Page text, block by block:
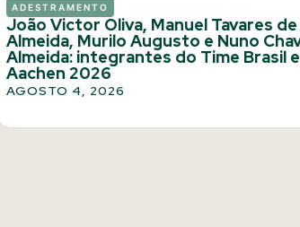
ADESTRAMENTO
João Victor Oliva, Manuel Tavares de
Almeida, Murilo Augusto e Nuno
Almeida: integrantes do Time Brasil
Aachen 2026
AGOSTO 4, 2026